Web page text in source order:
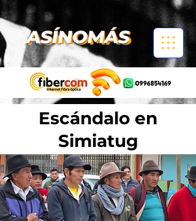
Escándalo en
Simiatug